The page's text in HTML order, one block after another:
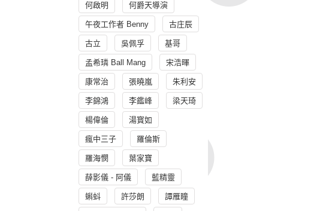
何啟明 何爵天導演
午夜工作者 Benny 古庄辰
古立 吳佩孚 基哥
孟希璘 Ball Mang 宋浩暉
康常治 張曉嵐 朱利安
李錦鴻 李鑑峰 梁天琦
楊偉倫 湯寳如
瘋中三子 羅倫斯
羅海憫 葉家寶
薛影儀 - 阿儀 藍精靈
蝌蚪 許莎朗 譚雁瞳